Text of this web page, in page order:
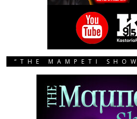
“THE MAMPETI